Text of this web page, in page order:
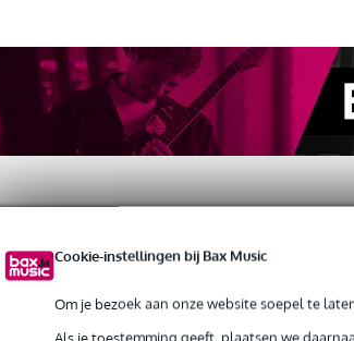
Cookie-instellingen bij Bax Music
Om je bezoek aan onze website soepel te
Als je toestemming geeft, plaatsen we
Productinformatie Reviews(0) Downloads (1)
Doughty T42984 100mm & 150mm Single H/D
9000-0152-3353